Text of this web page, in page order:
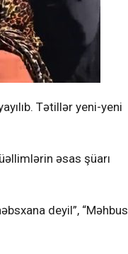
Tətillər yeni-yeni
əsas şüarı
deyil”, “Məhbus